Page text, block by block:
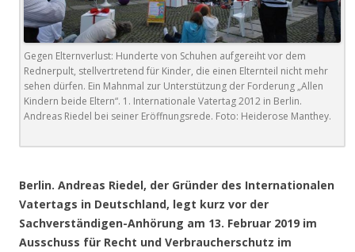
Gegen Elternverlust: Hunderte von Schuhen aufgereiht vor dem
Rednerpult, stellvertretend für Kinder, die einen Elternteil nicht mehr
sehen dürfen. Ein Mahnmal zur Unterstützung der Forderung „Allen
Kindern beide Eltern“. 1. Internationale Vatertag 2012 in Berlin.
Andreas Riedel bei seiner Eröffnungsrede. Foto: Heiderose Manthey.
Berlin. Andreas Riedel, der Gründer des Internationalen
Vatertags in Deutschland, legt kurz vor der
Sachverständigen-Anhörung am 13. Februar 2019 im
Ausschuss für Recht und Verbraucherschutz im